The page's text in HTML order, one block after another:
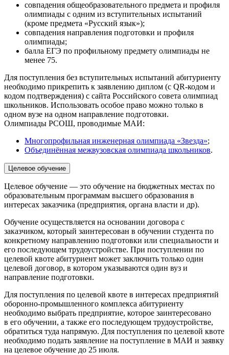
совпадения общеобразовательного предмета и профиля
олимпиады с одним из вступительных испытаний
(кроме предмета «Русский язык»);
совпадения направления подготовки и профиля
олимпиады;
балла ЕГЭ по профильному предмету олимпиады не
менее 75.
Для поступления без вступительных испытаний абитуриенту
необходимо прикрепить к заявлению диплом (с QR-кодом и
кодом подтверждения) с сайта Российского совета олимпиад
школьников. Использовать особое право можно только в
одном вузе на одном направление подготовки.
Олимпиады РСОШ, проводимые МАИ:
Многопрофильная инженерная олимпиада «Звезда»;
Объединённая межвузовская олимпиада школьников.
Целевое обучение
Целевое обучение — это обучение на бюджетных местах по
образовательным программам высшего образования в
интересах заказчика (предприятия, органа власти и др).
Обучение осуществляется на основании договора с
заказчиком, который заинтересован в обучении студента по
конкретному направлению подготовки или специальности и
его последующем трудоустройстве. При поступлении по
целевой квоте абитуриент может заключить только один
целевой договор, в котором указываются один вуз и
направление подготовки.
Для поступления по целевой квоте в интересах предприятий
оборонно-промышленного комплекса абитуриенту
необходимо выбрать предприятие, которое заинтересовано
в его обучении, а также его последующем трудоустройстве,
обратиться туда напрямую. Для поступления по целевой квоте
необходимо подать заявление на поступление в МАИ и заявку
на целевое обучение до 25 июля.